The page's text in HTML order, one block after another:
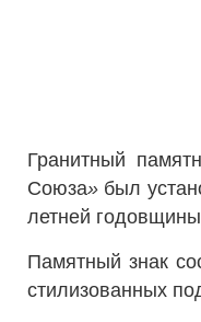
Гранитный
Союза» был
летней
Памятный знак
стилизованных